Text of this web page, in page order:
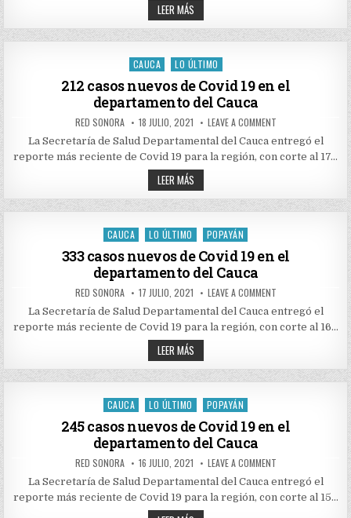
EL
DEL
LEER MÁS329
CASOS
NUEVOS
DE
19
EN
EL
DEPARTAMENTO
DEL
CAUCA
Posted
CAUCA LO ÚLTIMO
212 casos nuevos de Covid 19 en el
departamento del Cauca
AUTHOR:
RED SONORA PUBLISHED
DATE:
18 JULIO, 2021 LEAVE A COMMENTON
CASOS
NUEVOS
DE
EL
DEL
La Secretaría de Salud Departamental del Cauca entregó el
reporte más reciente de Covid 19 para la región, con corte al 17…
LEER MÁS212
CASOS
NUEVOS
DE
19
EN
EL
DEPARTAMENTO
DEL
CAUCA
Posted
CAUCA LO ÚLTIMO POPAYÁN
333 casos nuevos de Covid 19 en el
departamento del Cauca
AUTHOR:
RED SONORA PUBLISHED
DATE:
17 JULIO, 2021 LEAVE A COMMENTON
CASOS
NUEVOS
DE
EL
DEL
La Secretaría de Salud Departamental del Cauca entregó el
reporte más reciente de Covid 19 para la región, con corte al 16…
LEER MÁS333
CASOS
NUEVOS
DE
19
EN
EL
DEPARTAMENTO
DEL
CAUCA
Posted
CAUCA LO ÚLTIMO POPAYÁN
245 casos nuevos de Covid 19 en el
departamento del Cauca
AUTHOR:
RED SONORA PUBLISHED
DATE:
16 JULIO, 2021 LEAVE A COMMENTON
CASOS
NUEVOS
DE
La Secretaría de Salud Departamental del Cauca entregó el
reporte más reciente de Covid 19 para la región, con corte al 15…